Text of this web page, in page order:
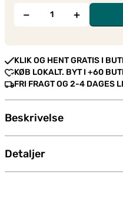
− +
KLIK OG HENT GRATIS I
KØB LOKALT. BYT I +60
FRI FRAGT OG 2-4 DAGES
Beskrivelse
Detaljer